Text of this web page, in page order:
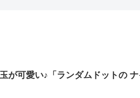
が可愛い♪「ランダムドットの ナ